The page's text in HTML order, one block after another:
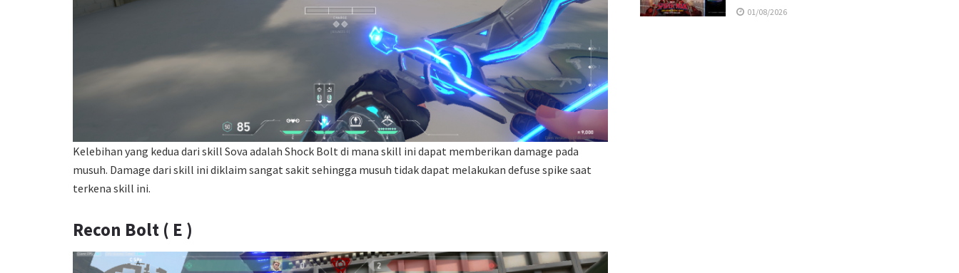
Kelebihan yang kedua dari skill Sova adalah Shock Bolt di mana skill ini dapat memberikan damage pada
musuh. Damage dari skill ini diklaim sangat sakit sehingga musuh tidak dapat melakukan defuse spike saat
terkena skill ini.
Recon Bolt ( E )
01/08/2026